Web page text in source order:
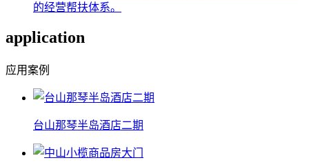
的经营帮扶体系。
application
应用案例
台山那琴半岛酒店二期